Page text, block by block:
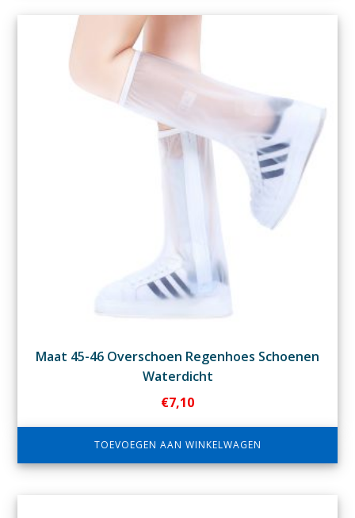
Maat 45-46 Overschoen Regenhoes Schoenen
Waterdicht
€7,10
TOEVOEGEN AAN WINKELWAGEN